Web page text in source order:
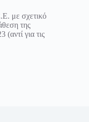
με σχετικό
της
(αντί για τις